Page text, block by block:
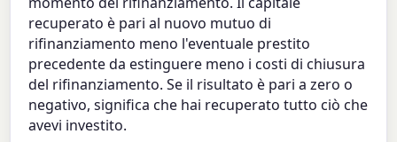
recuperato è pari al nuovo mutuo di
rifinanziamento meno l'eventuale prestito
precedente da estinguere meno i costi di chiusura
del rifinanziamento. Se il risultato è pari a zero o
negativo, significa che hai recuperato tutto ciò che
avevi investito.